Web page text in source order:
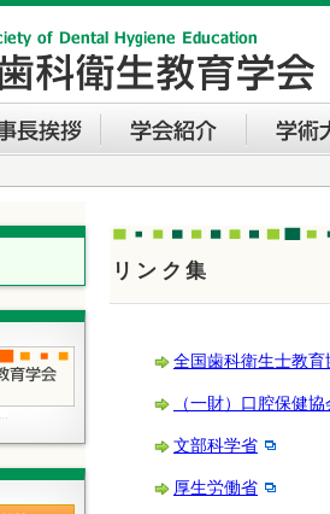
リンク集
全国歯科衛生士教育
（一財）口腔保健協
文部科学省
厚生労働省